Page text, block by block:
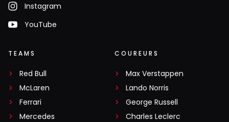
Instagram
YouTube
TEAMS
Red Bull
McLaren
Ferrari
Mercedes
COUREURS
Max Verstappen
Lando Norris
George Russell
Charles Leclerc